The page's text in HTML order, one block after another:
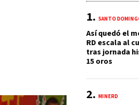
SANTO
Así quedó el
RD escala al
tras jornada
15 oros
MINERD